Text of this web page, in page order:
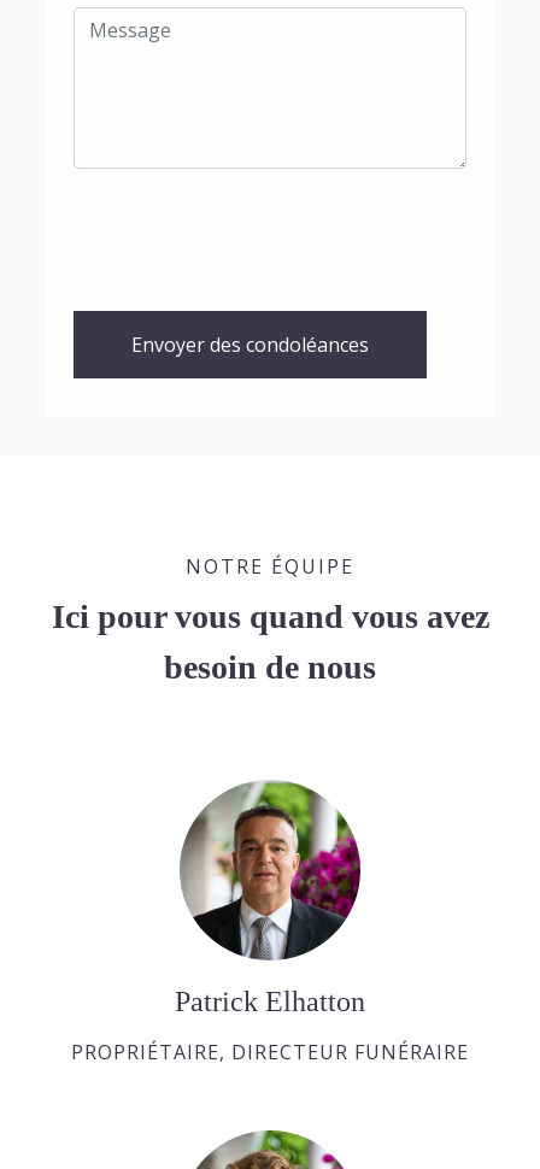
Envoyer des condoléances
NOTRE ÉQUIPE
Ici pour vous quand vous avez
besoin de nous
Patrick Elhatton
PROPRIÉTAIRE, DIRECTEUR FUNÉRAIRE